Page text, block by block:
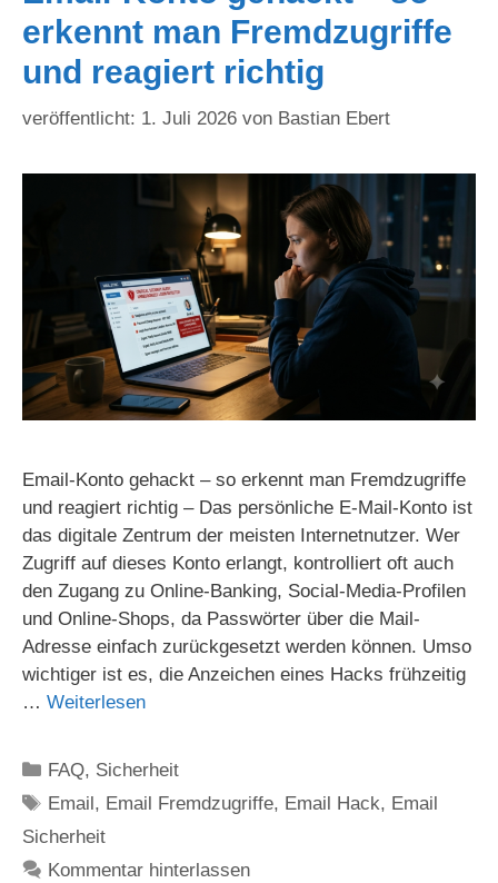
erkennt man Fremdzugriffe
und reagiert richtig
1. Juli 2026 von Bastian Ebert
Email-Konto gehackt – so erkennt man Fremdzugriffe
und reagiert richtig – Das persönliche E-Mail-Konto ist
das digitale Zentrum der meisten Internetnutzer. Wer
Zugriff auf dieses Konto erlangt, kontrolliert oft auch
den Zugang zu Online-Banking, Social-Media-Profilen
und Online-Shops, da Passwörter über die Mail-
Adresse einfach zurückgesetzt werden können. Umso
wichtiger ist es, die Anzeichen eines Hacks frühzeitig
… Weiterlesen
Kategorien
FAQ, Sicherheit
Schlagwörter
Email, Email Fremdzugriffe, Email Hack, Email
Sicherheit
Kommentar hinterlassen